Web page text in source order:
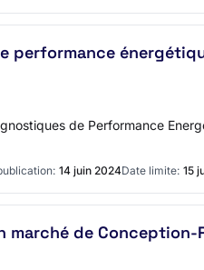
performance
de Performance
14 juin 2024Date limite: 15
de